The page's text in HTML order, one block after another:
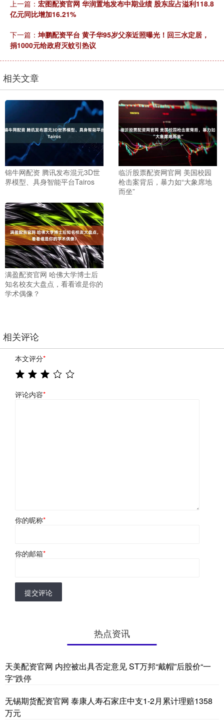
上一篇： 宏图配资官网 华润置地发布中期业绩 股东应占溢利118.8
亿元同比增加16.21%
下一篇： 坤鹏配资平台 黄子华95岁父亲近照曝光！回三水定居，
捐1000元给政府灭蚊引热议
相关文章
锦牛网配资 腾讯发布混元3D世
界模型、具身智能平台Tairos
临沂股票配资网官网 美国校园
枪击案背后，暴力如“大象席地
而坐”
满盈配资官网 哈佛大学博士后
知名校友大盘点，看看谁是你的
学术偶像？
相关评论
本文评分*
评论内容*
你的昵称*
你的邮箱*
提交评论
热点资讯
天美配资官网 内控被出具否定意见 ST万邦“戴帽”后股价“一
字”跌停
无锡期货配资官网 泰康人寿石家庄中支1-2月累计理赔1358
万元